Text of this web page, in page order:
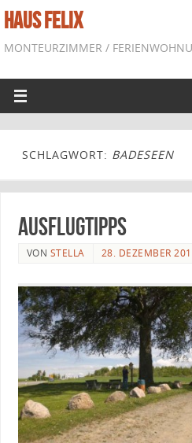
HAUS FELIX
MONTEURZIMMER /
SCHLAGWORT: BADESEEN
Ausflugtipps
VON STELLA 28. DEZEMBER